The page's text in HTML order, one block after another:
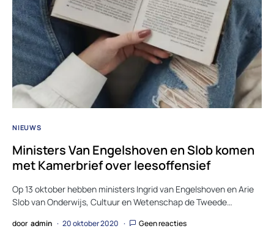
NIEUWS
Ministers Van Engelshoven en Slob komen
met Kamerbrief over leesoffensief
Op 13 oktober hebben ministers Ingrid van Engelshoven en Arie
Slob van Onderwijs, Cultuur en Wetenschap de Tweede…
door admin 20 oktober 2020 Geen reacties